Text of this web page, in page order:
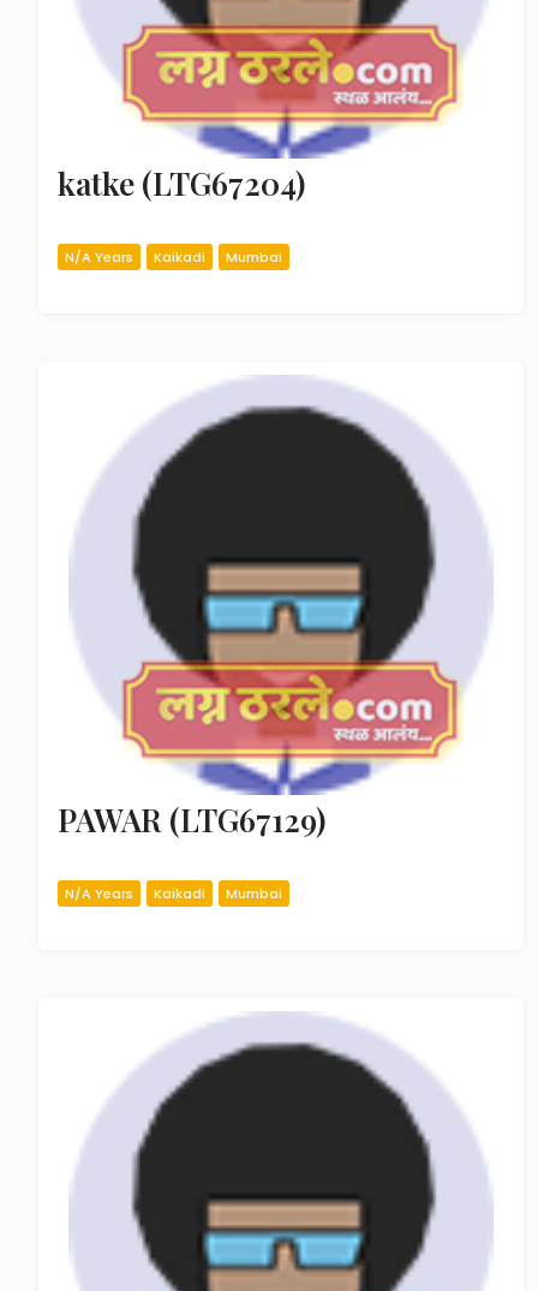
katke (LTG67204)
N/A Years Kaikadi Mumbai
PAWAR (LTG67129)
N/A Years Kaikadi Mumbai